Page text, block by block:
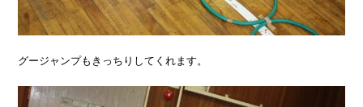
グージャンプもきっちりしてくれます。